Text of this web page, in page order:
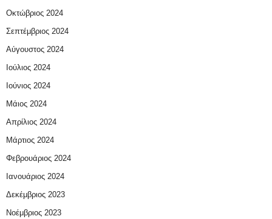
Οκτώβριος 2024
Σεπτέμβριος 2024
Αύγουστος 2024
Ιούλιος 2024
Ιούνιος 2024
Μάιος 2024
Απρίλιος 2024
Μάρτιος 2024
Φεβρουάριος 2024
Ιανουάριος 2024
Δεκέμβριος 2023
Νοέμβριος 2023